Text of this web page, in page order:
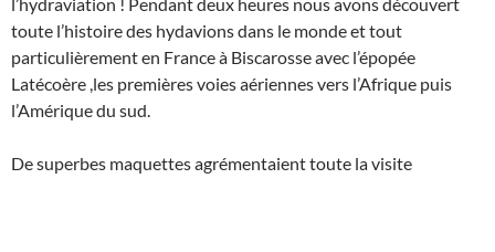
toute l’histoire des hydavions dans le monde et tout
particulièrement en France à Biscarosse avec l’épopée
Latécoère ,les premières voies aériennes vers l’Afrique puis
l’Amérique du sud.
De superbes maquettes agrémentaient toute la visite